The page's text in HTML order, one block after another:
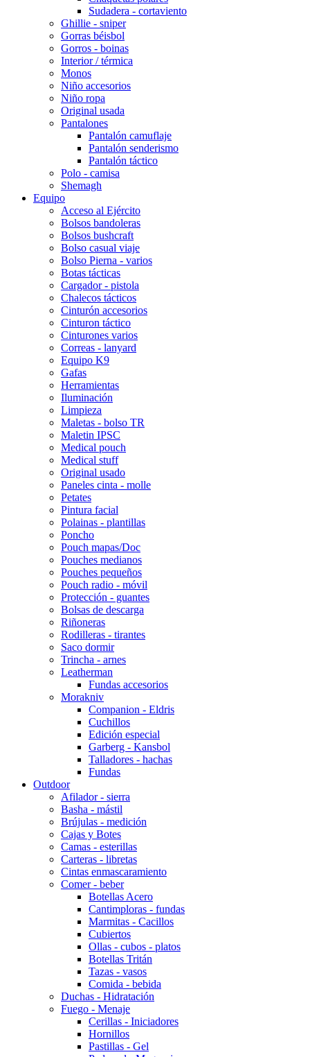
Sudadera - cortaviento
Ghillie - sniper
Gorras béisbol
Gorros - boinas
Interior / térmica
Monos
Niño accesorios
Niño ropa
Original usada
Pantalones
Pantalón camuflaje
Pantalón senderismo
Pantalón táctico
Polo - camisa
Shemagh
Equipo
Acceso al Ejército
Bolsos bandoleras
Bolsos bushcraft
Bolso casual viaje
Bolso Pierna - varios
Botas tácticas
Cargador - pistola
Chalecos tácticos
Cinturón accesorios
Cinturon táctico
Cinturones varios
Correas - lanyard
Equipo K9
Gafas
Herramientas
Iluminación
Limpieza
Maletas - bolso TR
Maletin IPSC
Medical pouch
Medical stuff
Original usado
Paneles cinta - molle
Petates
Pintura facial
Polainas - plantillas
Poncho
Pouch mapas/Doc
Pouches medianos
Pouches pequeños
Pouch radio - móvil
Protección - guantes
Bolsas de descarga
Riñoneras
Rodilleras - tirantes
Saco dormir
Trincha - arnes
Leatherman
Fundas accesorios
Morakniv
Companion - Eldris
Cuchillos
Edición especial
Garberg - Kansbol
Talladores - hachas
Fundas
Outdoor
Afilador - sierra
Basha - mástil
Brújulas - medición
Cajas y Botes
Camas - esterillas
Carteras - libretas
Cintas enmascaramiento
Comer - beber
Botellas Acero
Cantimploras - fundas
Marmitas - Cacillos
Cubiertos
Ollas - cubos - platos
Botellas Tritán
Tazas - vasos
Comida - bebida
Duchas - Hidratación
Fuego - Menaje
Cerillas - Iniciadores
Hornillos
Pastillas - Gel